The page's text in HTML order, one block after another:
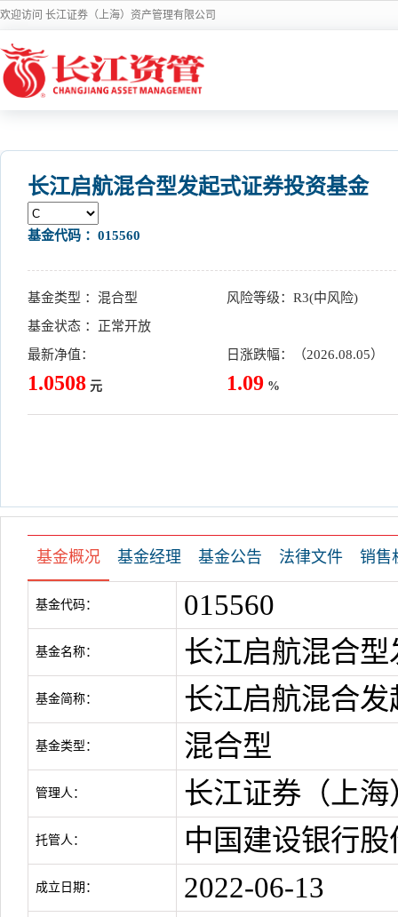
欢迎访问 长江证券（上海）资产管理有限公司
长江启航混合型发起式证券投资基金
基金代码 ：015560
基金类型 ：混合型
风险等级：R3(中风险)
基金状态 ：正常开放
最新净值：
1.0508 元
日涨跌幅：（2026.08.05）
1.09 %
基金概况 基金经理 基金公告 法律文件 销售
基金代码： 015560
基金名称： 长江启航混合
基金简称： 长江启航混合发
基金类型： 混合型
管理人： 长江证券（上
托管人： 中国建设银行
成立日期： 2022-06-13